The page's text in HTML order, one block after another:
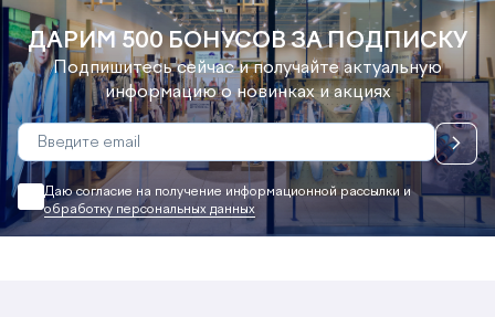
ДАРИМ 500 БОНУСОВ ЗА ПОДПИСКУ
Подпишитесь сейчас и получайте актуальную
информацию о новинках и акциях
Даю согласие на получение информационной рассылки и
обработку персональных данных